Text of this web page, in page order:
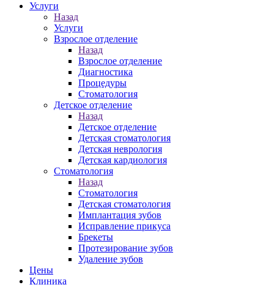
Услуги
Назад
Услуги
Взрослое отделение
Назад
Взрослое отделение
Диагностика
Процедуры
Стоматология
Детское отделение
Назад
Детское отделение
Детская стоматология
Детская неврология
Детская кардиология
Стоматология
Назад
Стоматология
Детская стоматология
Имплантация зубов
Исправление прикуса
Брекеты
Протезирование зубов
Удаление зубов
Цены
Клиника